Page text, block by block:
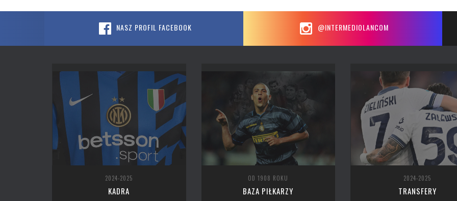
NASZ PROFIL FACEBOOK @INTERMEDIOLANCOM
2024-2025
KADRA
OD 1908 ROKU
BAZA PIŁKARZY
2024-2025
TRANSFERY